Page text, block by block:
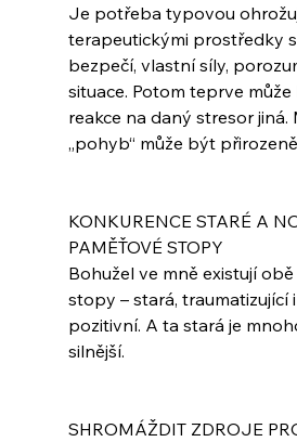
Je potřeba typovou
terapeutickými prostředky
bezpečí, vlastní síly,
situace. Potom teprve
reakce na daný stresor
„pohyb“ může být
KONKURENCE STARÉ A
PAMĚŤOVÉ STOPY
Bohužel ve mně existují
stopy – stará, traumatizující
pozitivní. A ta stará je
silnější.
SHROMÁŽDIT ZDROJE